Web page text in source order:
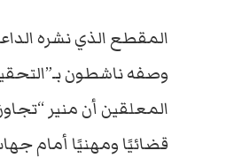
المقطع الذي نشره
وصفه ناشطون
المعلقين أن منير
قضائيًا ومهنيًا أمام